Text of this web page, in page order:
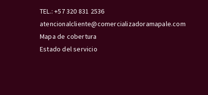
TEL.: +57 320 831 2536
atencionalcliente@comercializadoramapale.com
Mapa de cobertura
Estado del servicio